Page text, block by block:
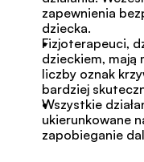
zapewnienia
dziecka.
Fizjoterapeuci,
dzieckiem, mają
liczby oznak
bardziej
Wszystkie
ukierunkowane
zapobieganie